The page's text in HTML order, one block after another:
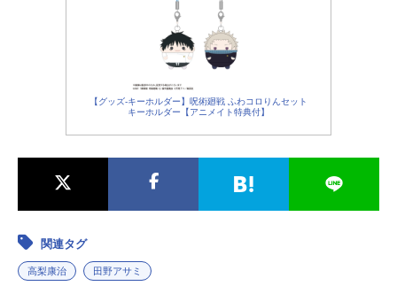
【グッズ-キーホルダー】呪術廻戦 ふわコロりんセット
キーホルダー【アニメイト特典付】
関連タグ
高梨康治 田野アサミ